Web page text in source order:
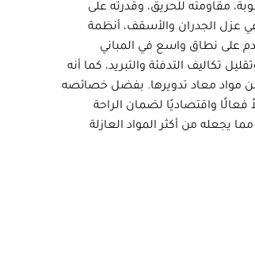
مقاومته للحريق، وقدرته على
في عزل الجدران والأسقف، أنظمة
على نطاق واسع في المباني
تكاليف التدفئة والتبريد، كما أنه
من مواد معاد تدويرها. بفضل خصائصه
فعالًا واقتصاديًا لضمان الراحة
يجعله من أكثر المواد العازلة